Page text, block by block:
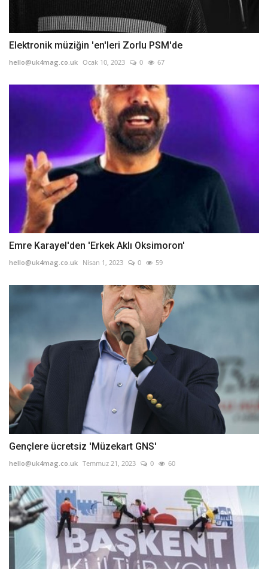
Elektronik müziğin 'en'leri Zorlu PSM'de
hello@uk4mag.co.uk Ocak 10, 2023 0 67
Emre Karayel'den 'Erkek Aklı Oksimoron'
hello@uk4mag.co.uk Nisan 1, 2023 0 59
Gençlere ücretsiz 'Müzekart GNS'
hello@uk4mag.co.uk Temmuz 21, 2023 0 60